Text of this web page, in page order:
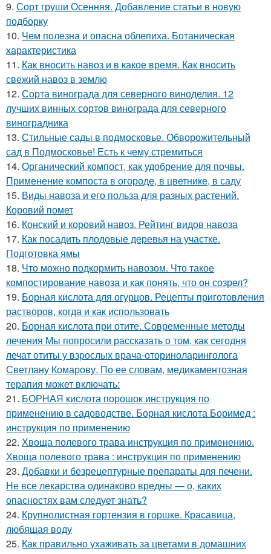
9. Сорт груши Осенняя. Добавление статьи в новую
подборку
10. Чем полезна и опасна облепиха. Ботаническая
характеристика
11. Как вносить навоз и в какое время. Как вносить
свежий навоз в землю
12. Сорта винограда для северного виноделия. 12
лучших винных сортов винограда для северного
виноградника
13. Стильные сады в подмосковье. Обворожительный
сад в Подмосковье! Есть к чему стремиться
14. Органический компост, как удобрение для почвы.
Применение компоста в огороде, в цветнике, в саду
15. Виды навоза и его польза для разных растений.
Коровий помет
16. Конский и коровий навоз. Рейтинг видов навоза
17. Как посадить плодовые деревья на участке.
Подготовка ямы
18. Что можно подкормить навозом. Что такое
компостирование навоза и как понять, что он созрел?
19. Борная кислота для огурцов. Рецепты приготовления
растворов, когда и как использовать
20. Борная кислота при отите. Современные методы
лечения Мы попросили рассказать о том, как сегодня
лечат отиты у взрослых врача-оториноларинголога
Светлану Комарову. По ее словам, медикаментозная
терапия может включать:
21. БОРНАЯ кислота порошок инструкция по
применению в садоводстве. Борная кислота Боримед :
инструкция по применению
22. Хвоща полевого трава инструкция по применению.
Хвоща полевого трава : инструкция по применению
23. Добавки и безрецептурные препараты для печени.
Не все лекарства одинаково вредны — о, каких
опасностях вам следует знать?
24. Крупнолистная гортензия в горшке. Красавица,
любящая воду
25. Как правильно ухаживать за цветами в домашних